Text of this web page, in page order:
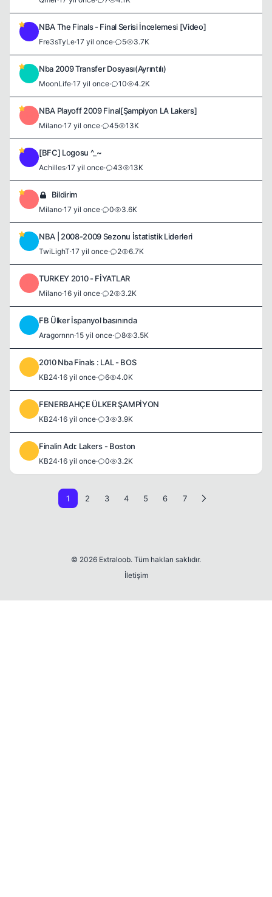
NBA The Finals - Final Serisi İncelemesi [Video]
Fre3sTyLe·17 yil once· 5 3.7K
Nba 2009 Transfer Dosyası(Ayrıntılı)
MoonLife·17 yil once· 10 4.2K
NBA Playoff 2009 Final[Şampiyon LA Lakers]
Milano·17 yil once· 45 13K
[BFC] Logosu ^_~
Achilles·17 yil once· 43 13K
Bildirim
Milano·17 yil once· 0 3.6K
NBA | 2008-2009 Sezonu İstatistik Liderleri
TwiLighT·17 yil once· 2 6.7K
TURKEY 2010 - FİYATLAR
Milano·16 yil once· 2 3.2K
FB Ülker İspanyol basınında
Aragornnn·15 yil once· 8 3.5K
2010 Nba Finals : LAL - BOS
KB24·16 yil once· 6 4.0K
FENERBAHÇE ÜLKER ŞAMPİYON
KB24·16 yil once· 3 3.9K
Finalin Adı: Lakers - Boston
KB24·16 yil once· 0 3.2K
1 2 3 4 5 6 7
© 2026 Extraloob. Tüm hakları saklıdır.
İletişim